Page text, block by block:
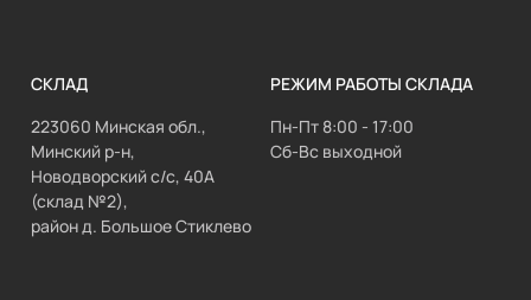
СКЛАД
223060 Минская обл.,
Минский р-н,
Новодворский с/с, 40А
(склад №2),
район д. Большое Стиклево
РЕЖИМ РАБОТЫ СКЛАДА
Пн-Пт 8:00 - 17:00
Сб-Вс выходной